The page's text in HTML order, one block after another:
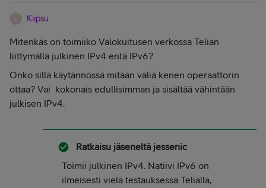
Kiipsu
Mitenkäs on toimiiko Valokuitusen verkossa Telian
liittymällä julkinen IPv4 entä IPv6?
Onko sillä käytännössä mitään väliä kenen operaattorin
ottaa? Vai kokonais edullisimman ja sisältää vähintään
julkisen IPv4.
Ratkaisu jäseneltä jessenic
Toimii julkinen IPv4. Natiivi IPv6 on
ilmeisesti vielä testauksessa Telialla,